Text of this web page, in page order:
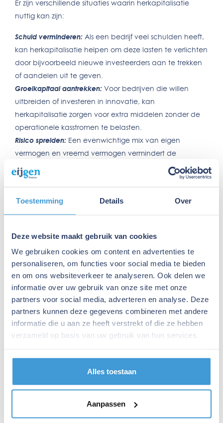
Toestemming Details Over
Deze website maakt gebruik van cookies
We gebruiken cookies om content en advertenties te
personaliseren, om functies voor social media te bieden
en om ons websiteverkeer te analyseren. Ook delen we
informatie over uw gebruik van onze site met onze
partners voor social media, adverteren en analyse. Deze
partners kunnen deze gegevens combineren met andere
informatie die u aan ze heeft verstrekt of die ze hebben
verzameld op basis van uw gebruik van hun services.
Alles toestaan
Aanpassen
Er zijn verschillende situaties waarin herkapitalisatie
nuttig kan zijn:
Schuld verminderen: Als een bedrijf veel schulden heeft,
kan herkapitalisatie helpen om deze lasten te verlichten
door bijvoorbeeld nieuwe investeerders aan te trekken
of aandelen uit te geven.
Groeikapitaal aantrekken: Voor bedrijven die willen
uitbreiden of investeren in innovatie, kan
herkapitalisatie zorgen voor extra middelen zonder de
operationele kasstromen te belasten.
Risico spreiden: Een evenwichtige mix van eigen
vermogen en vreemd vermogen vermindert de
afhankelijkheid van externe financiers en maakt het
bedrijf weerbaarder tegen financiële schokken.
management buy-out wordt vaak een herkapitalisatie
uitgevoerd om de eigendomsstructuur te herschikken.
Hoe werkt herkapitalisatie in de praktijk?
Herkapitalisatie begint met een grondige analyse van
de financiële situatie van het bedrijf. Op basis daarvan
worden strategieën uitgewerkt, zoals:
Uitgifte van aandelen:Hiermee wordt nieuw kapitaal
aangetrokken, wat direct de schuldenlast kan verlagen
of investeringen mogelijk maakt.
Omzetten van schulden in aandelen: Schuldeisers worden
Dit kan een manier zijn om bestaande,
dure schulden te vervangen door goedkopere
financiering met gunstigere voorwaarden.
Interne reorganisatie:Door kosten te besparen of activa